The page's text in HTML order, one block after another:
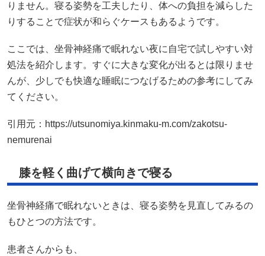
りません。寝る姿勢を工夫したり、体への負担を減らした
りすることで症状が和らぐケースもあるようです。
ここでは、坐骨神経痛で眠れない夜に自宅で試しやすい対
処法を紹介します。すぐに大きな変化が出るとは限りませ
んが、少しでも快適な睡眠につなげるための参考にしてみ
てください。
引用元： https://utsunomiya.kinmaku-m.com/zakotsu-
nemurenai
膝を軽く曲げて横向きで寝る
坐骨神経痛で眠れないときは、寝る姿勢を見直してみるの
もひとつの方法です。
患者さんからも、